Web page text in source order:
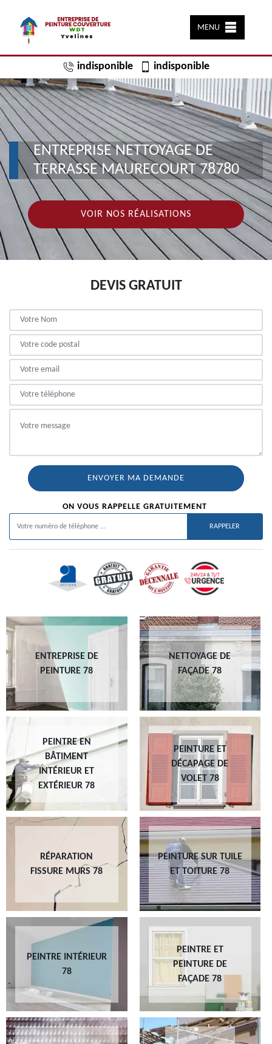
MENU
indisponible indisponible
ENTREPRISE NETTOYAGE DE
TERRASSE MAURECOURT 78780
VOIR NOS RÉALISATIONS
DEVIS GRATUIT
ON VOUS RAPPELLE GRATUITEMENT
ENTREPRISE DE
PEINTURE 78
NETTOYAGE DE
FAÇADE 78
PEINTRE EN
BÂTIMENT
INTÉRIEUR ET
EXTÉRIEUR 78
PEINTURE ET
DÉCAPAGE DE
VOLET 78
RÉPARATION
FISSURE MURS 78
PEINTURE SUR TUILE
ET TOITURE 78
PEINTRE INTÉRIEUR
78
PEINTRE ET
PEINTURE DE
FAÇADE 78